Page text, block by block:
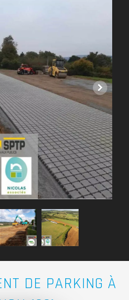
DE PARKING À